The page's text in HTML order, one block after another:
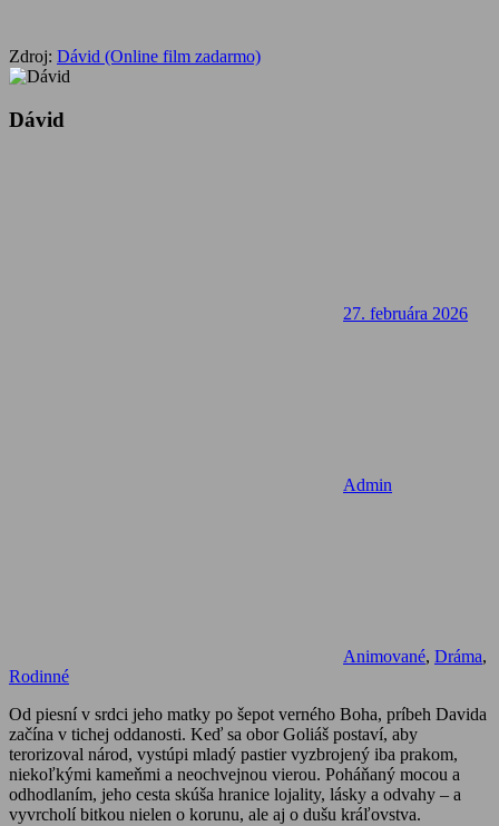
Zdroj: Dávid (Online film zadarmo)
Dávid
27. februára 2026
Admin
Animované, Dráma,
Rodinné
Od piesní v srdci jeho matky po šepot verného Boha, príbeh Davida
začína v tichej oddanosti. Keď sa obor Goliáš postaví, aby
terorizoval národ, vystúpi mladý pastier vyzbrojený iba prakom,
niekoľkými kameňmi a neochvejnou vierou. Poháňaný mocou a
odhodlaním, jeho cesta skúša hranice lojality, lásky a odvahy – a
vyvrcholí bitkou nielen o korunu, ale aj o dušu kráľovstva.